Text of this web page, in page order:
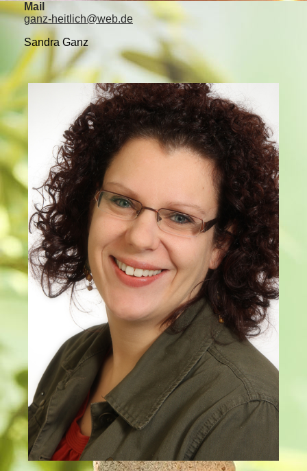
Mail
ganz-heitlich@web.de
Sandra Ganz